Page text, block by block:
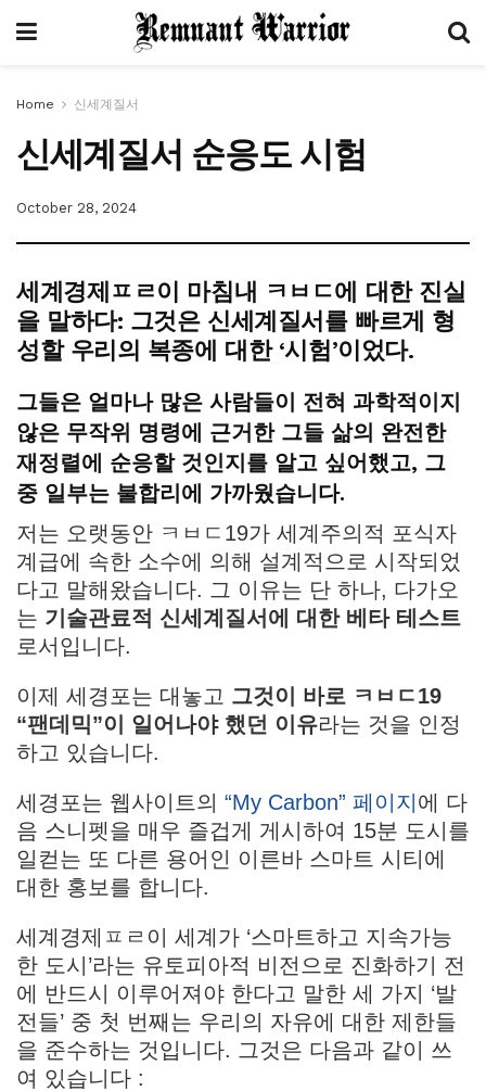
Home 신세계질서
신세계질서 순응도 시험
October 28, 2024
세계경제ㅍㄹ이 마침내 ㅋㅂㄷ에 대한 진실
을 말하다: 그것은 신세계질서를 빠르게 형
성할 우리의 복종에 대한 ‘시험’이었다.
그들은 얼마나 많은 사람들이 전혀 과학적이지
않은 무작위 명령에 근거한 그들 삶의 완전한
재정렬에 순응할 것인지를 알고 싶어했고, 그
중 일부는 불합리에 가까웠습니다.
저는 오랫동안 ㅋㅂㄷ19가 세계주의적 포식자
계급에 속한 소수에 의해 설계적으로 시작되었
다고 말해왔습니다. 그 이유는 단 하나, 다가오
는 기술관료적 신세계질서에 대한 베타 테스트
로서입니다.
이제 세경포는 대놓고 그것이 바로 ㅋㅂㄷ19
“팬데믹”이 일어나야 했던 이유라는 것을 인정
하고 있습니다.
세경포는 웹사이트의 “My Carbon” 페이지에 다
음 스니펫을 매우 즐겁게 게시하여 15분 도시를
일컫는 또 다른 용어인 이른바 스마트 시티에
대한 홍보를 합니다.
세계경제ㅍㄹ이 세계가 ‘스마트하고 지속가능
한 도시’라는 유토피아적 비전으로 진화하기 전
에 반드시 이루어져야 한다고 말한 세 가지 ‘발
전들’ 중 첫 번째는 우리의 자유에 대한 제한들
을 준수하는 것입니다. 그것은 다음과 같이 쓰
여 있습니다 :